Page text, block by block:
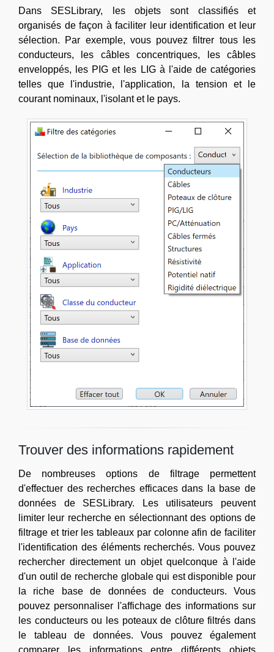
Dans SESLibrary, les objets sont classifiés et
organisés de façon à faciliter leur identification et leur
sélection. Par exemple, vous pouvez filtrer tous les
conducteurs, les câbles concentriques, les câbles
enveloppés, les PIG et les LIG à l'aide de catégories
telles que l'industrie, l'application, la tension et le
courant nominaux, l'isolant et le pays.
Trouver des informations rapidement
De nombreuses options de filtrage permettent
d'effectuer des recherches efficaces dans la base de
données de SESLibrary. Les utilisateurs peuvent
limiter leur recherche en sélectionnant des options de
filtrage et trier les tableaux par colonne afin de faciliter
l'identification des éléments recherchés. Vous pouvez
rechercher directement un objet quelconque à l'aide
d'un outil de recherche globale qui est disponible pour
la riche base de données de conducteurs. Vous
pouvez personnaliser l'affichage des informations sur
les conducteurs ou les poteaux de clôture filtrés dans
le tableau de données. Vous pouvez également